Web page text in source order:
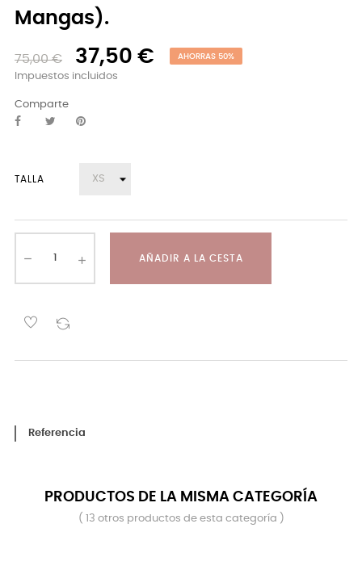
Mangas).
75,00 € 37,50 € AHORRAS 50%
Impuestos incluidos
Comparte
TALLA
AÑADIR A LA CESTA
Referencia
PRODUCTOS DE LA MISMA CATEGORÍA
( 13 otros productos de esta categoría )